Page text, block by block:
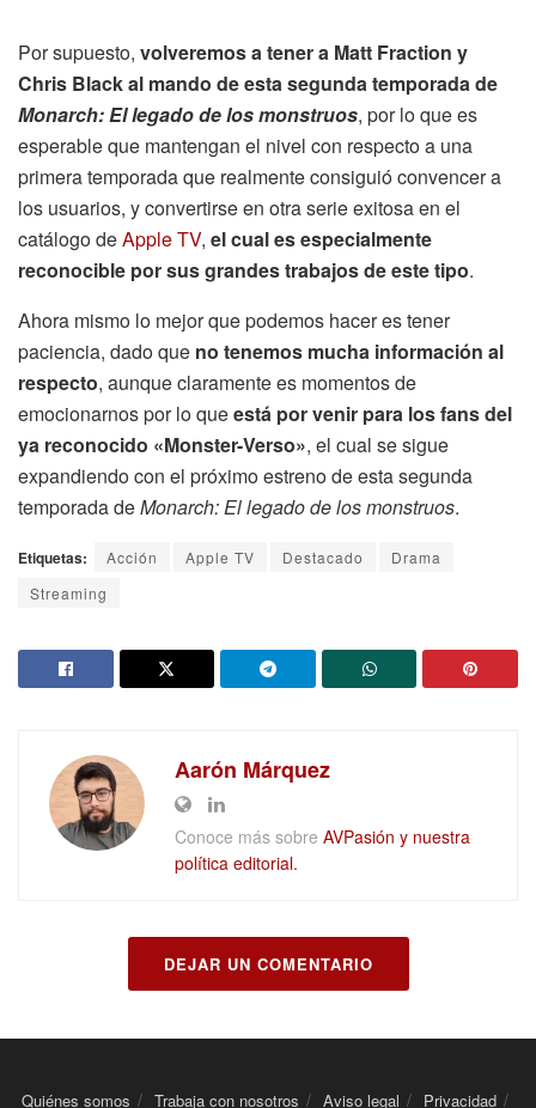
Por supuesto, volveremos a tener a Matt Fraction y
Chris Black al mando de esta segunda temporada de
Monarch: El legado de los monstruos, por lo que es
esperable que mantengan el nivel con respecto a una
primera temporada que realmente consiguió convencer a
los usuarios, y convertirse en otra serie exitosa en el
catálogo deApple TV, el cual es especialmente
reconocible por sus grandes trabajos de este tipo.
Ahora mismo lo mejor que podemos hacer es tener
paciencia, dado que no tenemos mucha información al
respecto, aunque claramente es momentos de
emocionarnos por lo queestá por venir para los fans del
ya reconocido «Monster-Verso», el cual se sigue
expandiendo con el próximo estreno de esta segunda
temporada deMonarch: El legado de los monstruos.
Etiquetas: Acción Apple TV Destacado
Drama
Streaming
Aarón Márquez
Conoce más sobre AVPasión y nuestra
política editorial.
DEJAR UN COMENTARIO
Quiénes somos Trabaja con nosotros Aviso legal Privacidad